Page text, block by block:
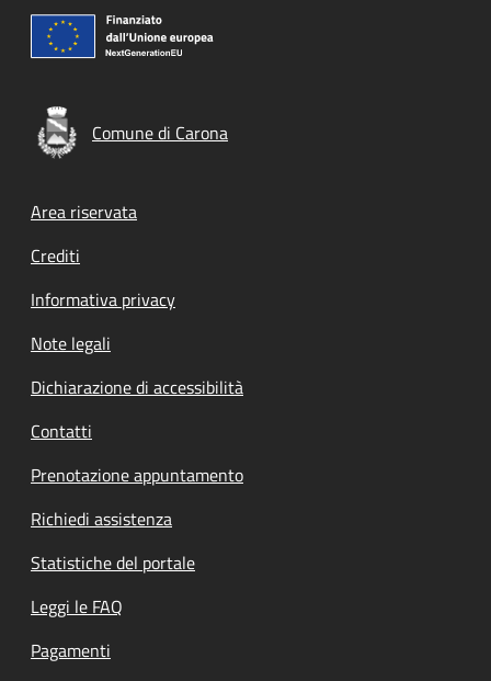
Comune di Carona
Footer menu
Area riservata
Crediti
Informativa privacy
Note legali
Dichiarazione di accessibilità
Contatti
Prenotazione appuntamento
Richiedi assistenza
Statistiche del portale
Leggi le FAQ
Pagamenti